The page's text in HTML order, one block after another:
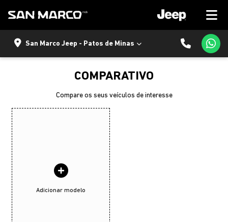
San Marco Jeep - Patos de Minas
COMPARATIVO
Compare os seus veículos de interesse
Adicionar modelo